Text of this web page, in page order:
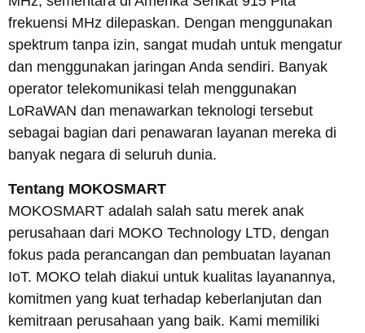
frekuensi MHz dilepaskan. Dengan menggunakan
spektrum tanpa izin, sangat mudah untuk mengatur
dan menggunakan jaringan Anda sendiri. Banyak
operator telekomunikasi telah menggunakan
LoRaWAN dan menawarkan teknologi tersebut
sebagai bagian dari penawaran layanan mereka di
banyak negara di seluruh dunia.
Tentang MOKOSMART
MOKOSMART adalah salah satu merek anak
perusahaan dari MOKO Technology LTD, dengan
fokus pada perancangan dan pembuatan layanan
IoT. MOKO telah diakui untuk kualitas layanannya,
komitmen yang kuat terhadap keberlanjutan dan
kemitraan perusahaan yang baik. Kami memiliki